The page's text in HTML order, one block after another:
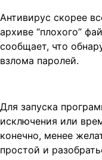
Антивирус скорее
архиве “плохого”
сообщает, что
взлома паролей.
Для запуска
исключения или
конечно, менее
простой и